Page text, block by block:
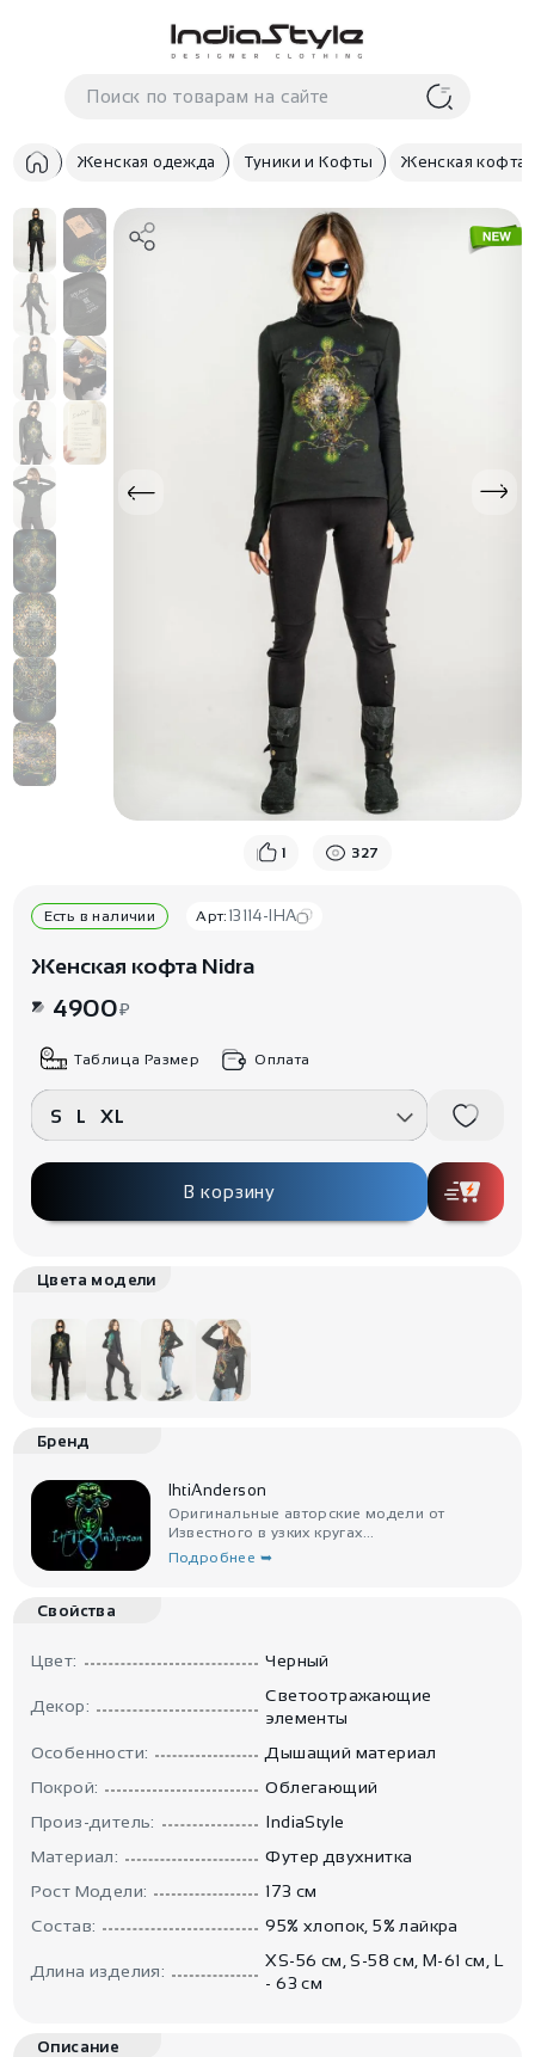
Корзина
В корзиненеттоваров
Корзина покупок пуста..
Женская одежда Туники и Кофты Женская кофта
1 327
Есть в наличии Арт: 13114-IHA
Женская кофта Nidra
4900₽
Таблица Размер Оплата
S L XL
В корзину
Цвета модели
Бренд
IhtiAnderson
Оригинальные авторские модели от
Известного в узких кругах...
Подробнее ➥
Свойства
Цвет: Черный
Декор:
Светоотражающие
элементы
Особенности:
Дышащий материал
Покрой:
Облегающий
Произ-дитель:
IndiaStyle
Материал:
Футер двухнитка
Рост Модели:
173 см
Состав:
95% хлопок, 5% лайкра
Длина изделия:
XS-56 см, S-58 см, M-61 см, L
- 63 см
Описание